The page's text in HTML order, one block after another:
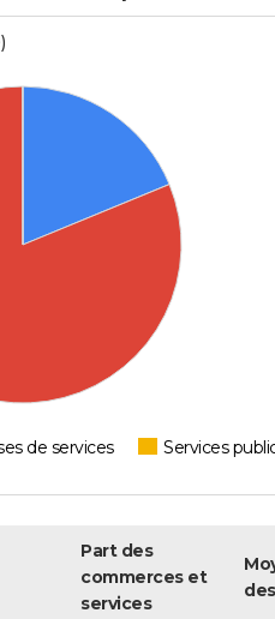
de services Services
Part des
commerces et
services